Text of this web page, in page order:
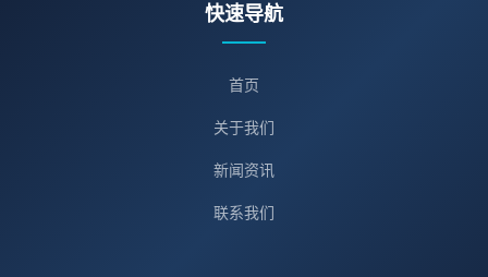
快速导航
首页
关于我们
新闻资讯
联系我们